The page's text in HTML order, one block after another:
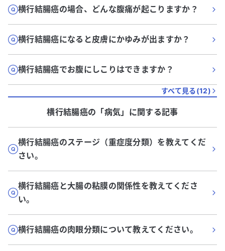
横行結腸癌の場合、どんな腹痛が起こりますか？
横行結腸癌になると皮膚にかゆみが出ますか？
横行結腸癌でお腹にしこりはできますか？
すべて見る(12)
横行結腸癌の「病気」に関する記事
横行結腸癌のステージ（重症度分類）を教えてくだ
さい。
横行結腸癌と大腸の粘膜の関係性を教えてくださ
い。
横行結腸癌の肉眼分類について教えてください。